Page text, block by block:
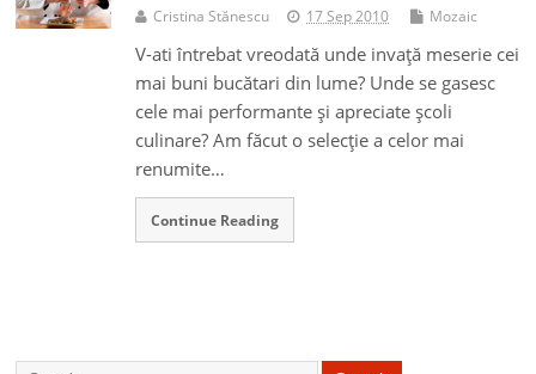
Cristina Stănescu 17 Sep 2010 Mozaic
V-ati întrebat vreodată unde invaţă meserie cei
mai buni bucătari din lume? Unde se gasesc
cele mai performante şi apreciate şcoli
culinare? Am făcut o selecţie a celor mai
renumite…
Continue Reading